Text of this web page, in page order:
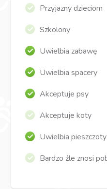
Przyjazny dzieciom
Szkolony
Uwielbia zabawę
Uwielbia spacery
Akceptuje psy
Akceptuje koty
Uwielbia pieszczoty
Bardzo źle znosi